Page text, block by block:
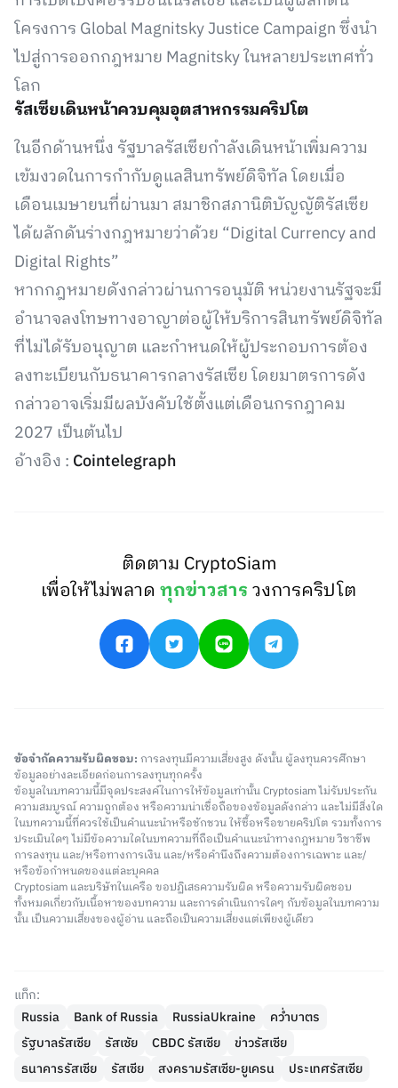
โครงการ Global Magnitsky Justice Campaign ซึ่งนำ
ไปสู่การออกกฎหมาย Magnitsky ในหลายประเทศทั่ว
โลก
รัสเซียเดินหน้าควบคุมอุตสาหกรรมคริปโต
ในอีกด้านหนึ่ง รัฐบาลรัสเซียกำลังเดินหน้าเพิ่มความ
เข้มงวดในการกำกับดูแลสินทรัพย์ดิจิทัล โดยเมื่อ
เดือนเมษายนที่ผ่านมา สมาชิกสภานิติบัญญัติรัสเซีย
ได้ผลักดันร่างกฎหมายว่าด้วย “Digital Currency and
Digital Rights”
หากกฎหมายดังกล่าวผ่านการอนุมัติ หน่วยงานรัฐจะมี
อำนาจลงโทษทางอาญาต่อผู้ให้บริการสินทรัพย์ดิจิทัล
ที่ไม่ได้รับอนุญาต และกำหนดให้ผู้ประกอบการต้อง
ลงทะเบียนกับธนาคารกลางรัสเซีย โดยมาตรการดัง
กล่าวอาจเริ่มมีผลบังคับใช้ตั้งแต่เดือนกรกฎาคม
2027 เป็นต้นไป
อ้างอิง : Cointelegraph
ติดตาม CryptoSiam
เพื่อให้ไม่พลาดทุกข่าวสารวงการคริปโต
ข้อจำกัดความรับผิดชอบ: การลงทุนมีความเสี่ยงสูง ดังนั้น ผู้ลงทุนควรศึกษา
ข้อมูลอย่างละเอียดก่อนการลงทุนทุกครั้ง
ข้อมูลในบทความนี้มีจุดประสงค์ในการให้ข้อมูลเท่านั้น Cryptosiam ไม่รับประกัน
ความสมบูรณ์ ความถูกต้อง หรือความน่าเชื่อถือของข้อมูลดังกล่าว และไม่มีสิ่งใด
ในบทความนี้ที่ควรใช้เป็นคำแนะนำหรือชักชวน ให้ซื้อหรือขายคริปโต รวมทั้งการ
ประเมินใดๆ ไม่มีข้อความใดในบทความที่ถือเป็นคำแนะนำทางกฎหมาย วิชาชีพ
การลงทุน และ/หรือทางการเงิน และ/หรือคำนึงถึงความต้องการเฉพาะ และ/
หรือข้อกำหนดของแต่ละบุคคล
Cryptosiam และบริษัทในเครือ ขอปฏิเสธความรับผิด หรือความรับผิดชอบ
ทั้งหมดเกี่ยวกับเนื้อหาของบทความ และการดำเนินการใดๆ กับข้อมูลในบทความ
นั้น เป็นความเสี่ยงของผู้อ่าน และถือเป็นความเสี่ยงแต่เพียงผู้เดียว
แท็ก:
Russia
Bank of Russia RussiaUkraine
คว่ำบาตร
รัฐบาลรัสเซีย
รัสเซัย CBDC รัสเซีย
ข่าวรัสเซีย
ธนาคารรัสเซีย
รัสเซีย สงครามรัสเซีย-ยูเครน ประเทศรัสเซีย